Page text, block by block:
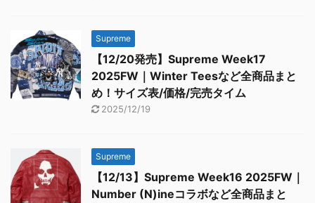
Supreme
【12/20発売】Supreme Week17
2025FW｜Winter Teesなど全商品まと
め！サイズ表/価格/完売タイム
2025/12/19
Supreme
【12/13】Supreme Week16 2025FW｜
Number (N)ineコラボなど全商品まと